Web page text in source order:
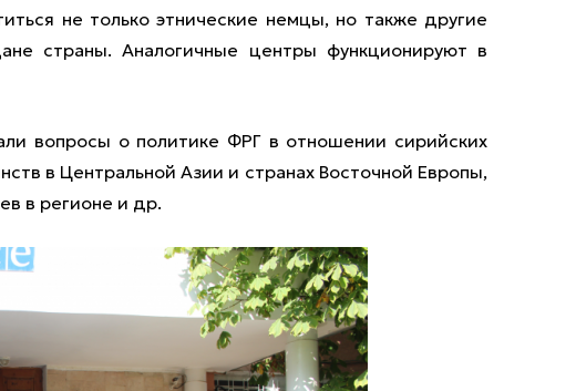
не только этнические немцы, но также другие
страны. Аналогичные центры функционируют в
вопросы о политике ФРГ в отношении сирийских
в Центральной Азии и странах Восточной Европы,
в регионе и др.